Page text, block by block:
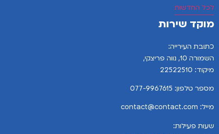
לכל החדשות
מוקד שירות
כתובת העירייה:
השמורה 10, נווה פריצקי,
מיקוד: 22522510
מספר טלפון: 077-9967615
מייל: contact@contact.com
שעות פעילות: